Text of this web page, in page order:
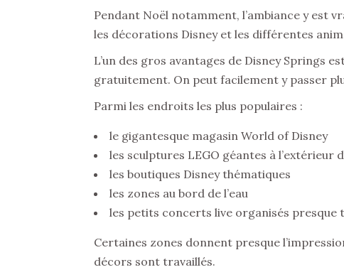
Pendant Noël notamment, l’ambiance y est
les décorations Disney et les différentes
L’un des gros avantages de Disney Springs
gratuitement. On peut facilement y passer
Parmi les endroits les plus populaires :
le gigantesque magasin World of Disney
les sculptures LEGO géantes à l’extérieur
les boutiques Disney thématiques
les zones au bord de l’eau
les petits concerts live organisés presque
Certaines zones donnent presque
décors sont travaillés.